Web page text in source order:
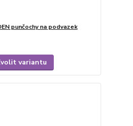
punčochy na podvazek
variantu